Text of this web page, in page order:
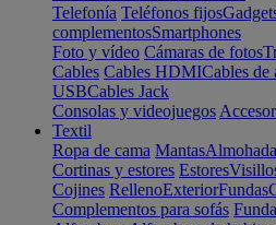
Telefonía Teléfonos fijos
complementosSmartphones
Foto y vídeo Cámaras de fotos
Cables Cables HDMICables de
USBCables Jack
Consolas y videojuegos
Textil
Ropa de cama Mantas
Cortinas y estores Estores
Cojines RellenoExteriorFundas
Complementos para sofás